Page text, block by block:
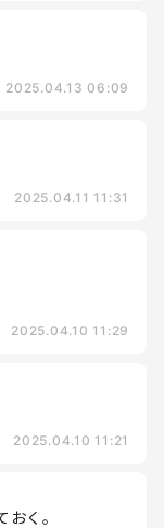
2025.04.13 06:09
2025.04.11 11:31
2025.04.10 11:29
2025.04.10 11:21
く。